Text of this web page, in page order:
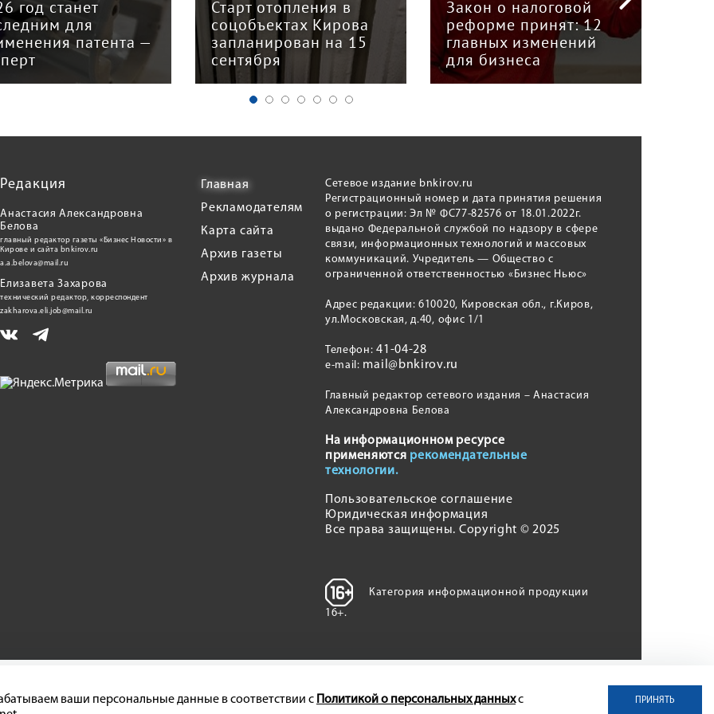
отопления в
Кирова
на 15
Закон о налоговой
реформе принят: 12
главных изменений
для бизнеса
председателем Союза
грузоперевозчиков
«Вятка» Юрием
Куншиным
Редакция
Анастасия Александровна
Белова
главный редактор газеты «Бизнес Новости» в
Кирове и сайта bnkirov.ru
a.a.belova@mail.ru
Елизавета Захарова
технический редактор, корреспондент
zakharova.eli.job@mail.ru
Главная
Рекламодателям
Карта сайта
Архив газеты
Архив журнала
Сетевое издание bnkirov.ru
Регистрационный номер и дата принятия решения
о регистрации: Эл № ФС77-82576 от 18.01.2022г.
выдано Федеральной службой по надзору в сфере
связи, информационных технологий и массовых
коммуникаций. Учредитель — Общество с
ограниченной ответственностью «Бизнес Ньюс»
Адрес редакции: 610020, Кировская обл., г.Киров,
ул.Московская, д.40, офис 1/1
Телефон:41-04-28
e-mail: mail@bnkirov.ru
Главный редактор сетевого издания – Анастасия
Александровна Белова
На информационном ресурсе
применяются рекомендательные
технологии.
Пользовательское соглашение
Юридическая информация
Все права защищены. Copyright © 2025
Категория информационной продукции
16+.
ваши персональные данные в соответствии с Политикой о персональных данныхс
ПРИНЯТЬ